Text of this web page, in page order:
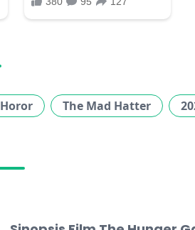
Horor The Mad Hatter